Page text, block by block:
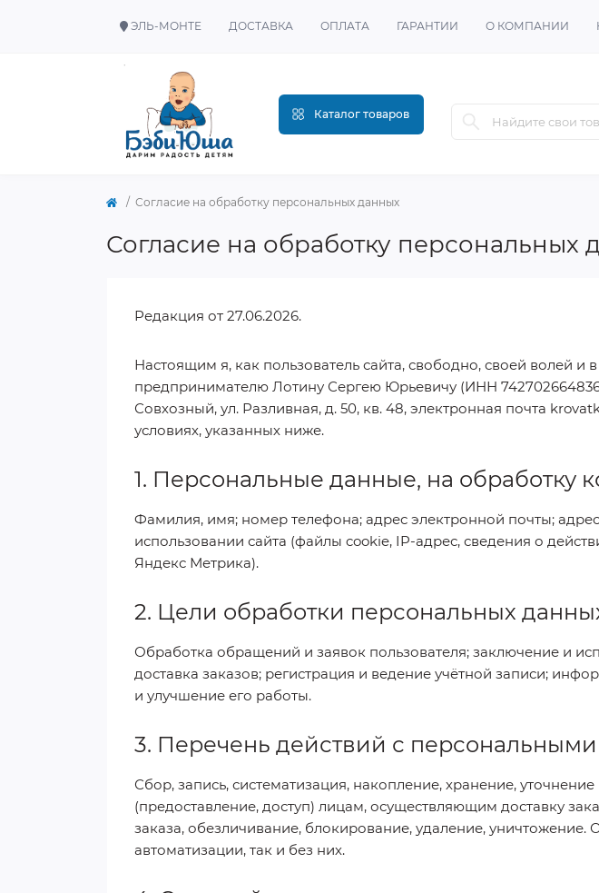
ЭЛЬ-МОНТЕ ДОСТАВКА ОПЛАТА ГАРАНТИИ О КОМПАНИИ
Каталог товаров
Согласие на обработку персональных данных
Согласие на обработку персональных
Редакция от 27.06.2026.
Настоящим я, как пользователь сайта, свободно, своей волей
предпринимателю Лотину Сергею Юрьевичу (ИНН
Совхозный, ул. Разливная, д. 50, кв. 48, электронная почта
условиях, указанных ниже.
1. Персональные данные, на обработку
Фамилия, имя; номер телефона; адрес электронной почты;
использовании сайта (файлы cookie, IP-адрес, сведения о
Яндекс Метрика).
2. Цели обработки персональных
Обработка обращений и заявок пользователя; заключение и
доставка заказов; регистрация и ведение учётной записи;
и улучшение его работы.
3. Перечень действий с
Сбор, запись, систематизация, накопление, хранение,
(предоставление, доступ) лицам, осуществляющим доставку
заказа, обезличивание, блокирование, удаление, уничтожение.
автоматизации, так и без них.